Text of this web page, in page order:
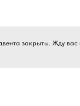
закрыты. Жду вас